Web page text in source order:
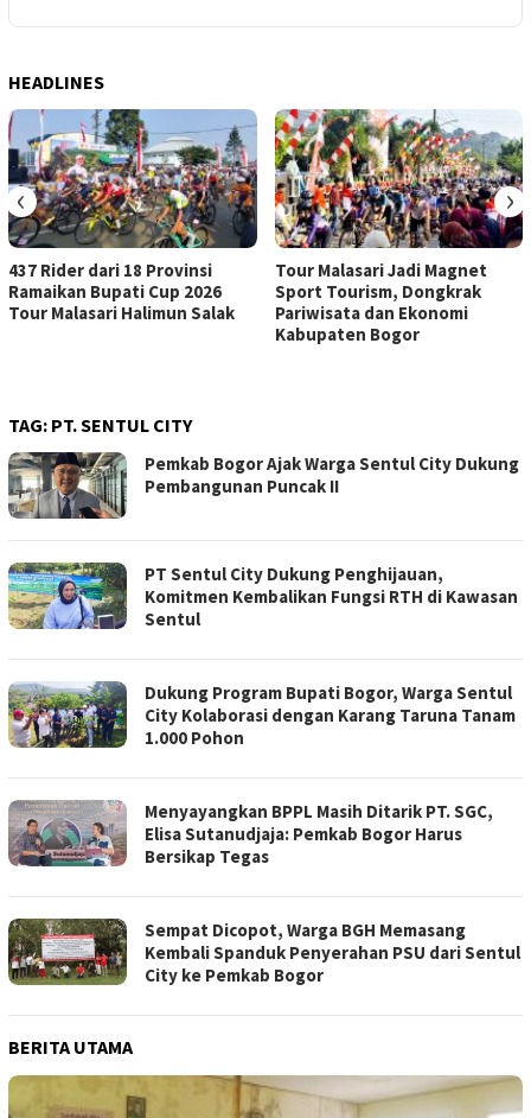
HEADLINES
437 Rider dari 18 Provinsi
Ramaikan Bupati Cup 2026
Tour Malasari Halimun Salak
Tour Malasari Jadi Magnet
Sport Tourism, Dongkrak
Pariwisata dan Ekonomi
Kabupaten Bogor
‹ ›
TAG: PT. SENTUL CITY
Pemkab Bogor Ajak Warga Sentul City Dukung
Pembangunan Puncak II
PT Sentul City Dukung Penghijauan,
Komitmen Kembalikan Fungsi RTH di Kawasan
Sentul
Dukung Program Bupati Bogor, Warga Sentul
City Kolaborasi dengan Karang Taruna Tanam
1.000 Pohon
Menyayangkan BPPL Masih Ditarik PT. SGC,
Elisa Sutanudjaja: Pemkab Bogor Harus
Bersikap Tegas
Sempat Dicopot, Warga BGH Memasang
Kembali Spanduk Penyerahan PSU dari Sentul
City ke Pemkab Bogor
BERITA UTAMA